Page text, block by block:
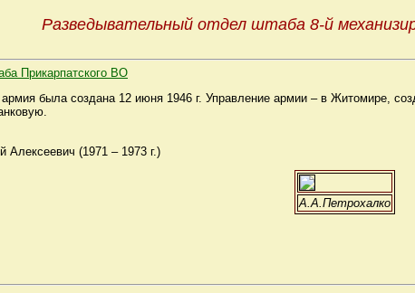
Разведывательный отдел штаба 8-й
Прикарпатского ВО
была создана 12 июня 1946 г. Управление армии – в Житомире,
(1971 – 1973 г.)
А.А.Петрохалко